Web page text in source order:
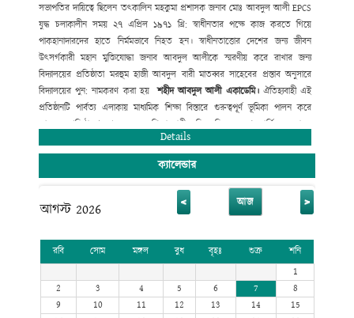
সভাপতির দায়িত্বে ছিলেন তৎকালিন মহকুমা প্রশাসক জনাব মোঃ আবদুল আলীEPCS
যুদ্ধ চলাকালীন সময় ২৭ এপ্রিল ১৯৭১ খ্রি: স্বাধীনতার পক্ষে কাজ করতে গিয়ে
পাকহানাদারদের হাতে নির্মমভাবে নিহত হন। স্বাধীনতাত্তোর দেশের জন্য জীবন
উৎসর্গকারী মহান মুক্তিযোদ্ধা জনাব আবদুল আলীকে স্মরণীয় করে রাখার জন্য
বিদ্যালয়ের প্রতিষ্ঠাতা মরহুম হাজী আবদুল বারী মাতব্বর সাহেবের প্রস্তাব অনুসারে
বিদ্যালয়ের পুন: নামকরণ করা হয়
শহীদ আবদুল আলী একাডেমি। ঐতিহ্যবাহী এই
প্রতিষ্ঠানটি পার্বত্য এলাকায় মাধ্যমিক শিক্ষা বিস্তারে গুরুত্বপূর্ণ ভূমিকা পালন করে
আসছে। প্রতিষ্ঠালগ্ন থেকে অনেক শিক্ষানুরাগী
ব্যক্তিত্ব নিজেদের শ্রম আর্থিক অনুদান
বিদ্যালয়টিকে মহীরূহে রূপান্তরিত করেছে।
Details
ক্যালেন্ডার
আগস্ট 2026 < আজ >
রবি সোম মঙ্গল বুধ বৃহঃ শুক্র
শনি
1
2
3 4 5 6 7
8
9
10 11 12 13 14
15